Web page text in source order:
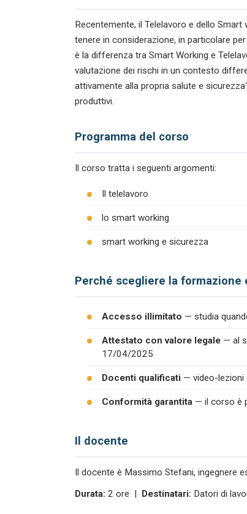
Recentemente, il Telelavoro e dello
tenere in considerazione, in particolare
è la differenza tra Smart Working e
valutazione dei rischi in un contesto
attivamente alla propria salute e
produttivi.
Programma del corso
Il corso tratta i seguenti argomenti:
Il telelavoro
lo smart working
smart working e sicurezza
Perché scegliere la formazione
Accesso illimitato — studia
Attestato con valore legale — al
17/04/2025
Docenti qualificati — video-lezioni
Conformità garantita — il corso è
Il docente
Il docente è Massimo Stefani, ingegnere
Durata: 2 ore | Destinatari: Datori di